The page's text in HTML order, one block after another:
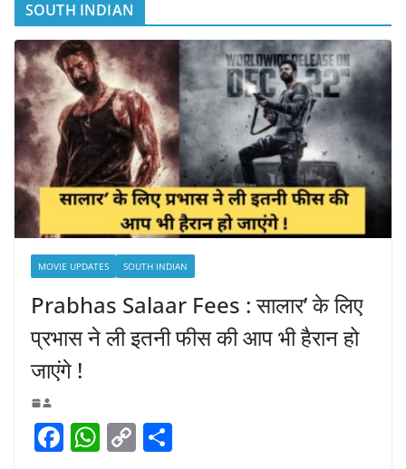
SOUTH INDIAN
MOVIE UPDATES SOUTH INDIAN
Prabhas Salaar Fees : सालार’ के लिए
प्रभास ने ली इतनी फीस की आप भी हैरान हो
जाएंगे !
F W C